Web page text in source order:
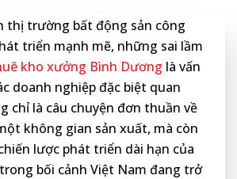
thị trường bất động sản công
triển mạnh mẽ, những sai lầm
kho xưởng Bình Dương là vấn
doanh nghiệp đặc biệt quan
chỉ là câu chuyện đơn thuần về
không gian sản xuất, mà còn
lược phát triển dài hạn của
bối cảnh Việt Nam đang trở